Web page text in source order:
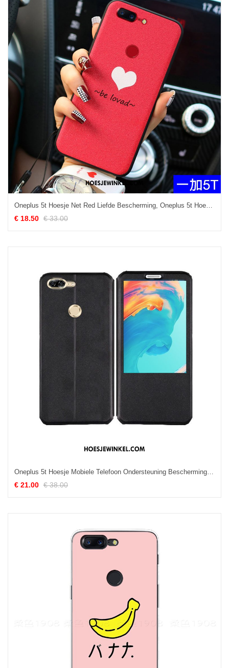
Oneplus 5t Hoesje Net Red Liefde Bescherming, Oneplus 5t Hoesje Mobiele Telefoon All Inclusive
€ 18.50 € 33.00
Oneplus 5t Hoesje Mobiele Telefoon Ondersteuning Bescherming, Oneplus 5t Hoesje Windows Folio
€ 21.00 € 38.00